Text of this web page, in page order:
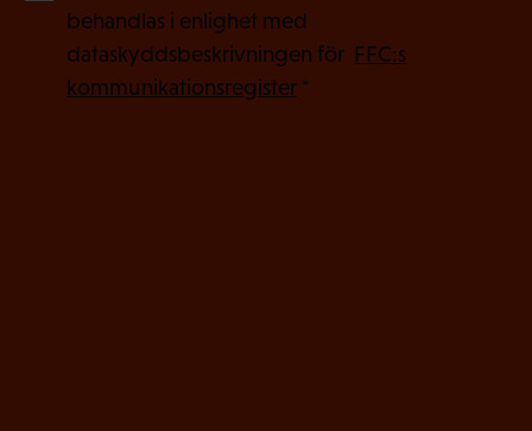
behandlas i enlighet med
dataskyddsbeskrivningen för FFC:s
kommunikationsregister*